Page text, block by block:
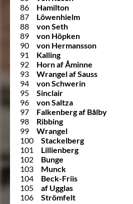
86
Hamilton
87
Löwenhielm
88
von Seth
89
von Höpken
90
von Hermansson
91
Kalling
92
Horn af Åminne
93
Wrangel af Sauss
94
von Schwerin
95
Sinclair
96
von Saltza
97
Falkenberg af Bålby
98
Ribbing
99
Wrangel
100
Stackelberg
101
Lillienberg
102
Bunge
103
Munck
104
Beck-Friis
105
af Ugglas
106
Strömfelt